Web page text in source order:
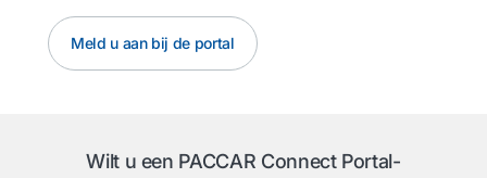
Meld u aan bij de portal
Wilt u een PACCAR Connect Portal-